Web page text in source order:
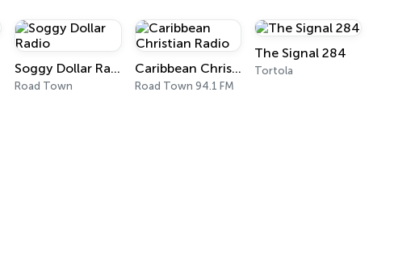
Soggy Dollar Radio
Road Town
Caribbean Christian Radio
Road Town 94.1 FM
The Signal 284
Tortola